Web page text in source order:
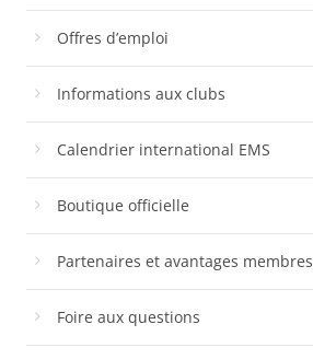
Offres d’emploi
Informations aux clubs
Calendrier international EMS
Boutique officielle
Partenaires et avantages membres
Foire aux questions